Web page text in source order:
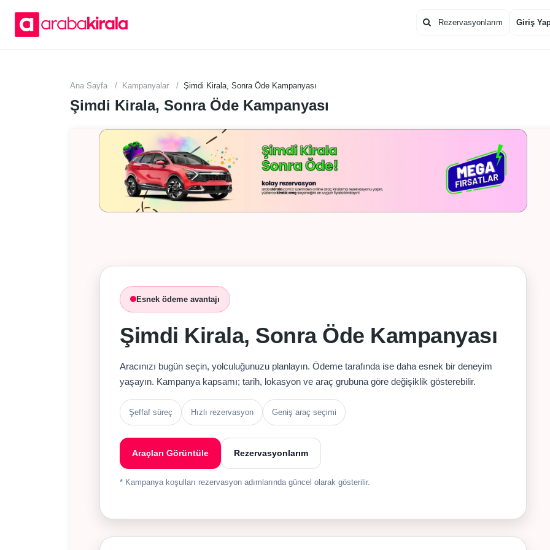
Rezervasyonlarım Giriş
Ana Sayfa Kampanyalar Şimdi Kirala, Sonra Öde Kampanyası
Şimdi Kirala, Sonra Öde Kampanyası
Esnek ödeme avantajı
Şimdi Kirala, Sonra Öde Kampanyası
Aracınızı bugün seçin, yolculuğunuzu planlayın. Ödeme tarafında ise daha esnek bir deneyim
yaşayın. Kampanya kapsamı; tarih, lokasyon ve araç grubuna göre değişiklik gösterebilir.
Şeffaf süreç Hızlı rezervasyon Geniş araç seçimi
Araçları Görüntüle Rezervasyonlarım
* Kampanya koşulları rezervasyon adımlarında güncel olarak gösterilir.